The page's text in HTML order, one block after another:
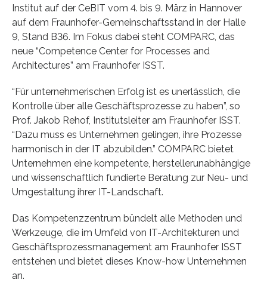
Institut auf der CeBIT vom 4. bis 9. März in Hannover
auf dem Fraunhofer-Gemeinschaftsstand in der Halle
9, Stand B36. Im Fokus dabei steht COMPARC, das
neue “Competence Center for Processes and
Architectures” am Fraunhofer ISST.
“Für unternehmerischen Erfolg ist es unerlässlich, die
Kontrolle über alle Geschäftsprozesse zu haben”, so
Prof. Jakob Rehof, Institutsleiter am Fraunhofer ISST.
“Dazu muss es Unternehmen gelingen, ihre Prozesse
harmonisch in der IT abzubilden.” COMPARC bietet
Unternehmen eine kompetente, herstellerunabhängige
und wissenschaftlich fundierte Beratung zur Neu- und
Umgestaltung ihrer IT-Landschaft.
Das Kompetenzzentrum bündelt alle Methoden und
Werkzeuge, die im Umfeld von IT-Architekturen und
Geschäftsprozessmanagement am Fraunhofer ISST
entstehen und bietet dieses Know-how Unternehmen
an.